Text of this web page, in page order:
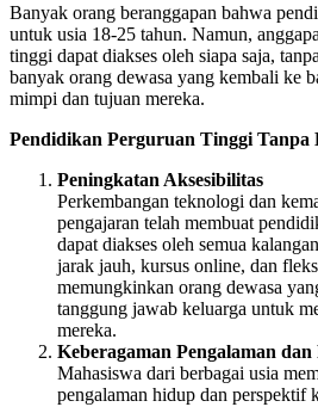
Banyak orang beranggapan bahwa
untuk usia 18-25 tahun. Namun,
tinggi dapat diakses oleh siapa saja,
banyak orang dewasa yang kembali ke
mimpi dan tujuan mereka.
Pendidikan Perguruan Tinggi Tanpa
Peningkatan Aksesibilitas
Perkembangan teknologi dan
pengajaran telah membuat
dapat diakses oleh semua
jarak jauh, kursus online, dan
memungkinkan orang dewasa
tanggung jawab keluarga untuk
mereka.
Keberagaman Pengalaman
Mahasiswa dari berbagai usia
pengalaman hidup dan perspektif